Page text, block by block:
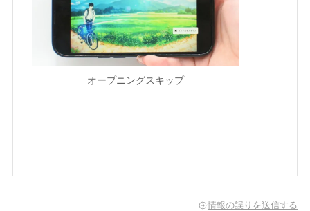
オープニングスキップ
情報の誤りを送信する